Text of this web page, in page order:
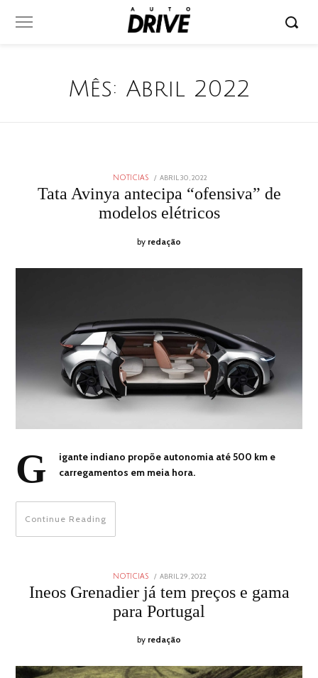
Mês: Abril 2022
NOTICIAS
POSTED
ON
ABRIL 30, 2022
30,
2022
Tata Avinya antecipa “ofensiva” de
modelos elétricos
by redação
G
igante indiano propõe autonomia até 500 km e
carregamentos em meia hora.
Continue Reading
NOTICIAS
POSTED
ON
ABRIL 29, 2022
2022
Ineos Grenadier já tem preços e gama
para Portugal
by redação